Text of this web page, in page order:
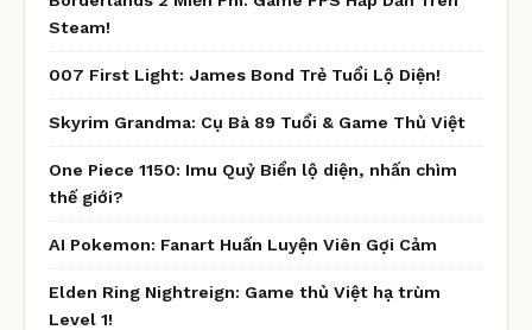
Steam!
007 First Light: James Bond Trẻ Tuổi Lộ Diện!
Skyrim Grandma: Cụ Bà 89 Tuổi & Game Thủ Việt
One Piece 1150: Imu Quỷ Biển lộ diện, nhấn chìm
thế giới?
AI Pokemon: Fanart Huấn Luyện Viên Gợi Cảm
Elden Ring Nightreign: Game thủ Việt hạ trùm
Level 1!